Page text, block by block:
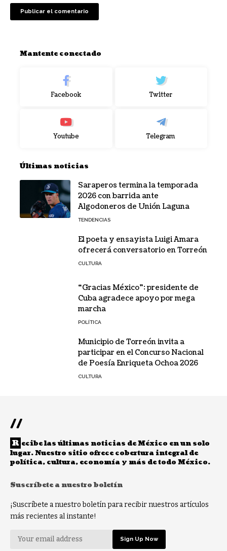
Mantente conectado
Facebook Twitter
Youtube Telegram
Últimas noticias
Saraperos termina la temporada
2026 con barrida ante
Algodoneros de Unión Laguna
TENDENCIAS
El poeta y ensayista Luigi Amara
ofrecerá conversatorio en Torreón
CULTURA
“Gracias México”: presidente de
Cuba agradece apoyo por mega
marcha
POLÍTICA
Municipio de Torreón invita a
participar en el Concurso Nacional
de Poesía Enriqueta Ochoa 2026
CULTURA
//
R ecibe las últimas noticias de México en un solo
lugar. Nuestro sitio ofrece cobertura integral de
política, cultura, economía y más de todo México.
Suscríbete a nuestro boletín
¡Suscríbete a nuestro boletín para recibir nuestros artículos
más recientes al instante!